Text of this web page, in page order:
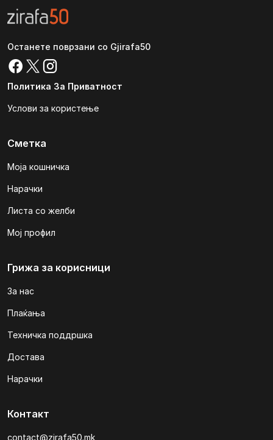
Останете поврзани со Gjirafa50
Политика За Приватност
Услови за користење
Сметка
Моја кошничка
Нарачки
Листа со желби
Мој профил
Грижа за корисници
За нас
Плаќања
Техничка поддршка
Достава
Нарачки
Контакт
contact@zirafa50.mk